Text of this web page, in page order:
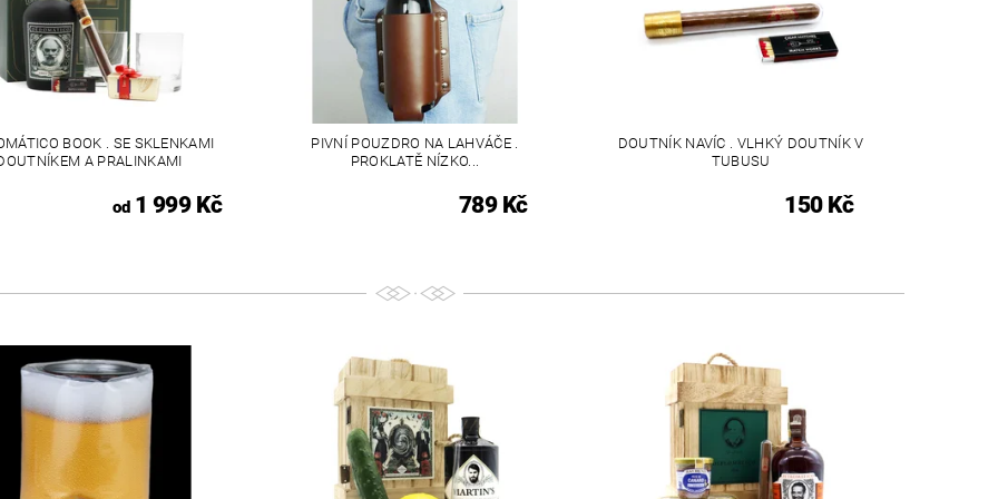
BOOK . SE SKLENKAMI
A PRALINKAMI
od1 999 Kč
PIVNÍ POUZDRO NA LAHVÁČE .
PROKLATĚ NÍZKO...
789 Kč
DOUTNÍK NAVÍC . VLHKÝ DOUTNÍK V
TUBUSU
150 Kč